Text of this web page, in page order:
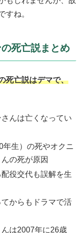
すね。
死亡説まとめ
死亡説はデマで、
んは亡くなってい
生）の死やオクニ
の死が原因
役交代も誤解を生
からもドラマで活
は2007年に26歳